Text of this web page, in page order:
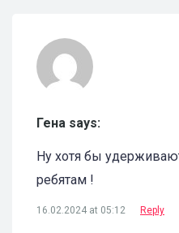
Гена says:
Ну хотя бы
ребятам !
16.02.2024 at 05:12 Reply